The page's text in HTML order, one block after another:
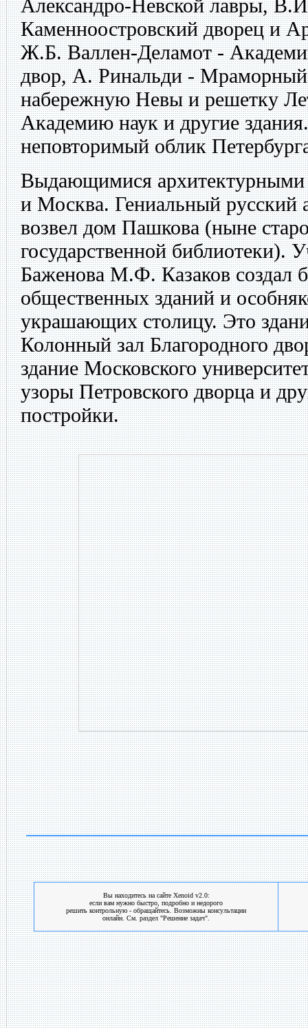
Александро-Невской лавры,
Каменноостровский дворец и
Ж.Б. Валлен-Деламот -
двор, А. Ринальди -
набережную Невы и решетку
Академию наук и другие
неповторимый облик
Выдающимися архитектурными
и Москва. Гениальный русский
возвел дом Пашкова (ныне
государственной библиотеки).
Баженова М.Ф. Казаков создал
общественных зданий и
украшающих столицу. Это
Колонный зал Благородного
здание Московского
узоры Петровского дворца и
постройки.
Вы находитесь на сайте Xenoid v2.0:
если вам нужно быстро, подробно и недорого
решить контрольную - обращайтесь. Возможны консультации
онлайн. См. раздел "Решение задач".